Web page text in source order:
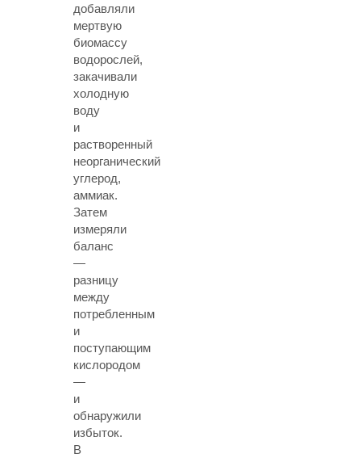
добавляли
мертвую
биомассу
водорослей,
закачивали
холодную
воду
и
растворенный
неорганический
углерод,
аммиак.
Затем
измеряли
баланс
—
разницу
между
потребленным
и
поступающим
кислородом
—
и
обнаружили
избыток.
В